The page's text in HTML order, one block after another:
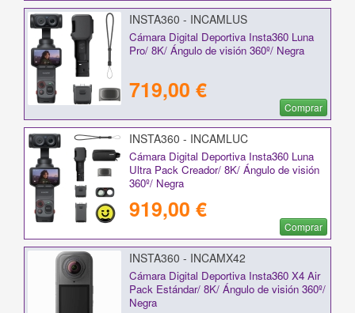
INSTA360 - INCAMLUS
Cámara Digital Deportiva Insta360 Luna
Pro/ 8K/ Ángulo de visión 360º/ Negra
719,00 €
Comprar
INSTA360 - INCAMLUC
Cámara Digital Deportiva Insta360 Luna
Ultra Pack Creador/ 8K/ Ángulo de visión
360º/ Negra
919,00 €
Comprar
INSTA360 - INCAMX42
Cámara Digital Deportiva Insta360 X4 Air
Pack Estándar/ 8K/ Ángulo de visión 360º/
Negra